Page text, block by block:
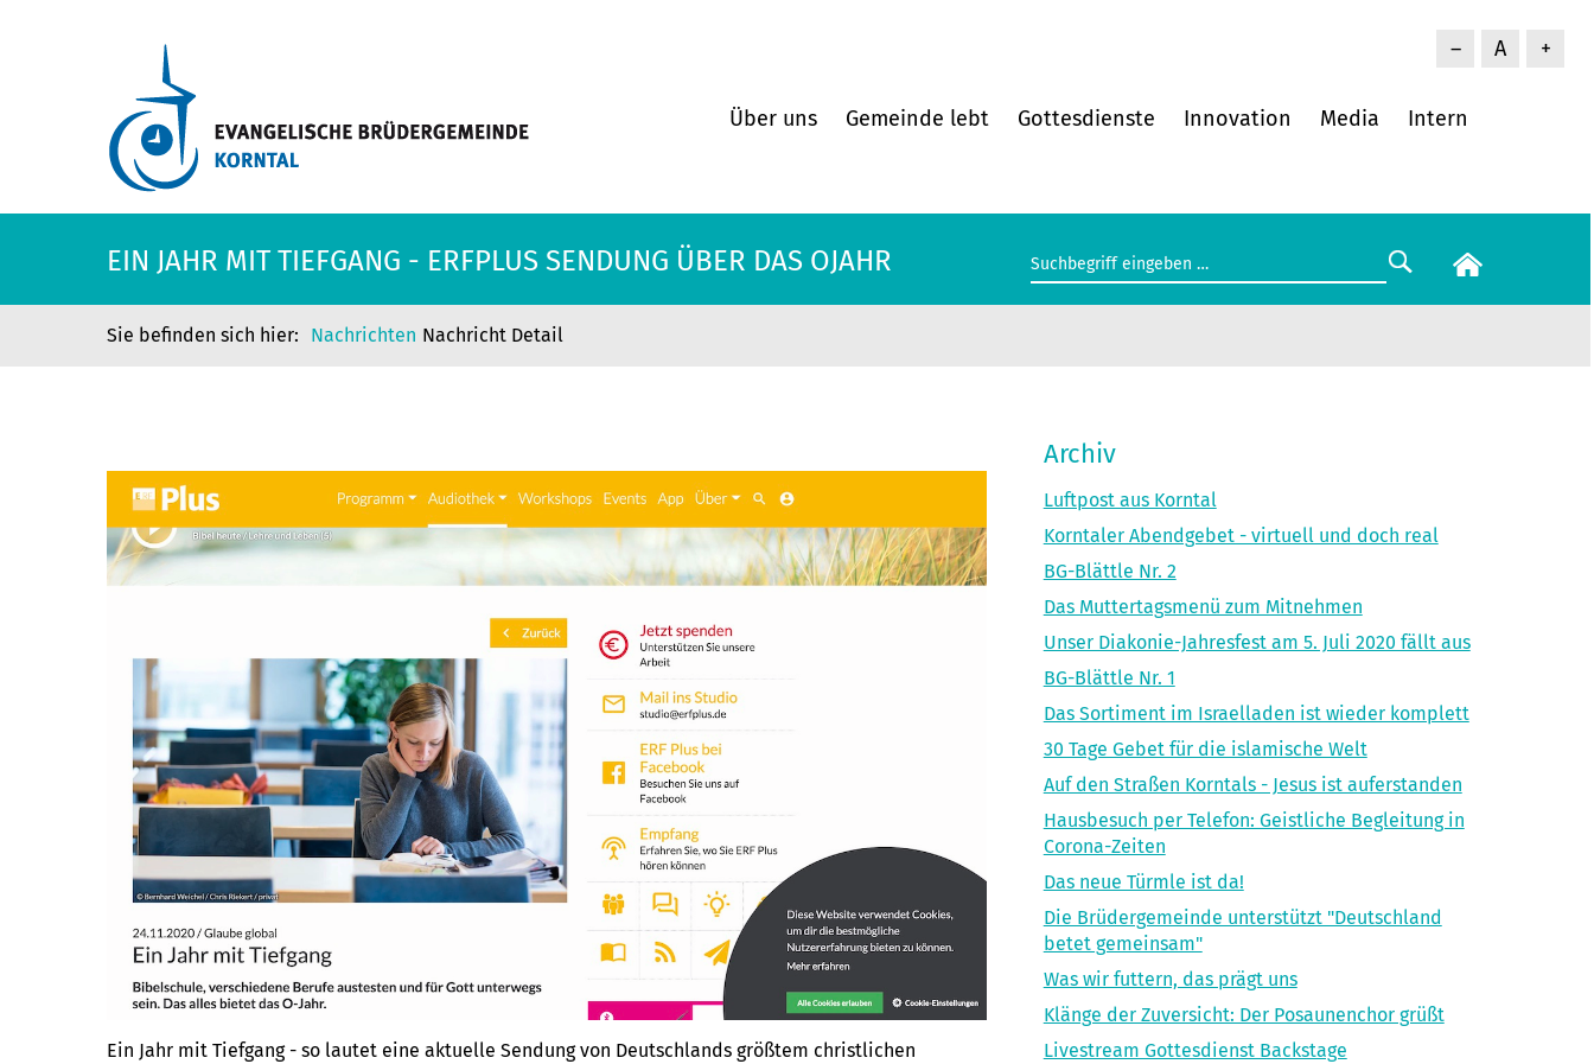
– A +
Über uns Gemeinde lebt Gottesdienste Innovation Media Intern
EIN JAHR MIT TIEFGANG - ERFPLUS SENDUNG ÜBER DAS OJAHR
Nachrichten Nachricht Detail
Ein Jahr mit Tiefgang - so lautet eine aktuelle Sendung von Deutschlands größtem christlichen
Archiv
Luftpost aus Korntal
Korntaler Abendgebet - virtuell und doch real
BG-Blättle Nr. 2
Das Muttertagsmenü zum Mitnehmen
Unser Diakonie-Jahresfest am 5. Juli 2020 fällt aus
BG-Blättle Nr. 1
Das Sortiment im Israelladen ist wieder komplett
30 Tage Gebet für die islamische Welt
Auf den Straßen Korntals - Jesus ist auferstanden
Hausbesuch per Telefon: Geistliche Begleitung in
Corona-Zeiten
Das neue Türmle ist da!
Die Brüdergemeinde unterstützt "Deutschland
betet gemeinsam"
Was wir futtern, das prägt uns
Klänge der Zuversicht: Der Posaunenchor grüßt
Livestream Gottesdienst Backstage